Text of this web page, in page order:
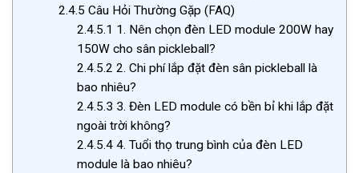
2.4.5 Câu Hỏi Thường Gặp (FAQ)
2.4.5.1 1. Nên chọn đèn LED module 200W hay
150W cho sân pickleball?
2.4.5.2 2. Chi phí lắp đặt đèn sân pickleball là
bao nhiêu?
2.4.5.3 3. Đèn LED module có bền bỉ khi lắp đặt
ngoài trời không?
2.4.5.44. Tuổi thọ trung bình của đèn LED
module là bao nhiêu?